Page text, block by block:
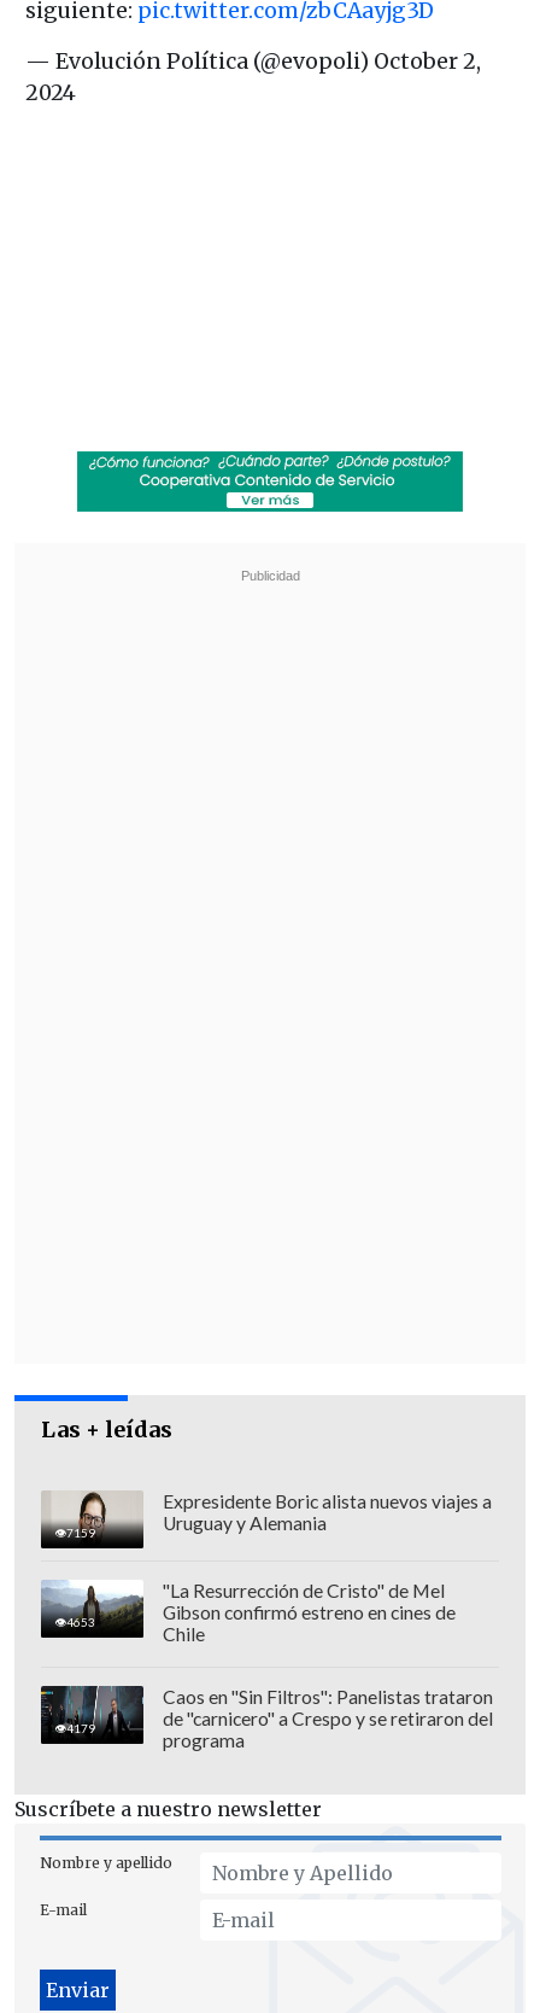
siguiente: pic.twitter.com/zbCAayjg3D
— Evolución Política (@evopoli) October 2,
2024
Las + leídas
7159
Expresidente Boric alista nuevos viajes a
Uruguay y Alemania
4653
"La Resurrección de Cristo" de Mel
Gibson confirmó estreno en cines de
Chile
4179
Caos en "Sin Filtros": Panelistas trataron
de "carnicero" a Crespo y se retiraron del
programa
Suscríbete a nuestro newsletter
Nombre y apellido
E-mail